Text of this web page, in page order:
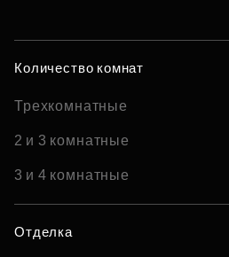
Количество комнат
Трехкомнатные
2 и 3 комнатные
3 и 4 комнатные
Отделка